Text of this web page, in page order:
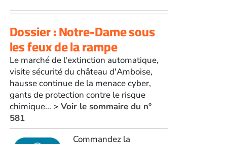
Dossier : Notre-Dame sous
les feux de la rampe
Le marché de l'extinction automatique,
visite sécurité du château d'Amboise,
hausse continue de la menace cyber,
gants de protection contre le risque
chimique... > Voir le sommaire du n°
581
Commandez la